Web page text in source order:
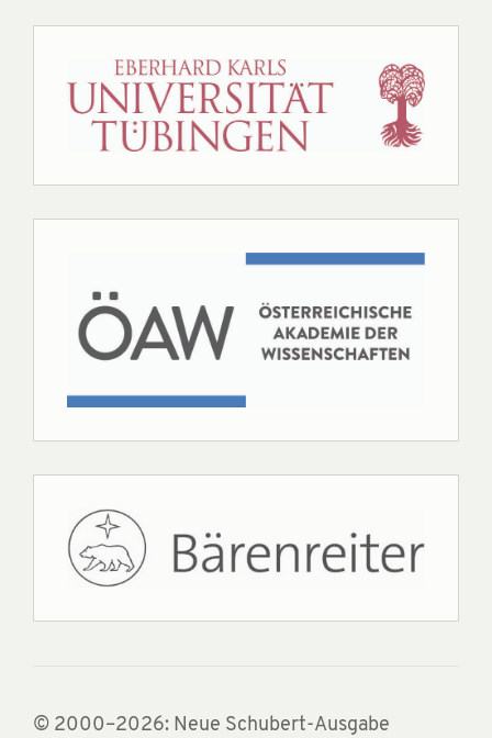
© 2000–2026: Neue Schubert-Ausgabe